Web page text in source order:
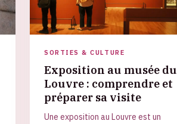
SORTIES & CULTURE
Exposition au musée du
Louvre : comprendre et
préparer sa visite
Une exposition au Louvre est un